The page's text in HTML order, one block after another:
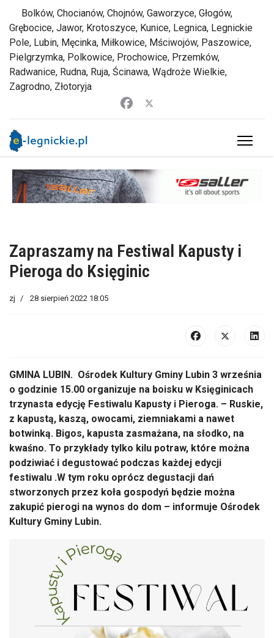
Bolków, Chocianów, Chojnów, Gaworzyce, Głogów,
Grębocice, Jawor, Krotoszyce, Kunice, Legnica, Legnickie
Pole, Lubin, Męcinka, Miłkowice, Mściwojów, Paszowice,
Pielgrzymka, Polkowice, Prochowice, Przemków,
Radwanice, Rudna, Ruja, Ścinawa, Wądroże Wielkie,
Zagrodno, Złotoryja
Zapraszamy na Festiwal Kapusty i
Pieroga do Księginic
zj 28 sierpień 2022 18:05
GMINA LUBIN. Ośrodek Kultury Gminy Lubin 3 września
o godzinie 15.00 organizuje na boisku w Księginicach
trzynasta edycję Festiwalu Kapusty i Pieroga. – Ruskie,
z kapustą, kaszą, owocami, ziemniakami a nawet
botwinką. Bigos, kapusta zasmażana, na słodko, na
kwaśno. To przykłady tylko kilu potraw, które można
podziwiać i degustować podczas każdej edycji
festiwalu .W tym roku oprócz degustacji dań
stworzonych przez koła gospodyń będzie można
zakupić pierogi na wynos do dom – informuje Ośrodek
Kultury Gminy Lubin.